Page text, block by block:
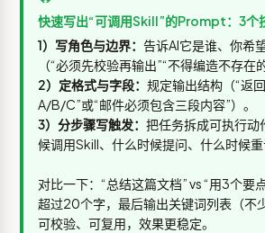
快速写出“可调用Skill”的Prompt：3个
1）写角色与边界： 告诉AI它是谁、你希
（“必须先校验再输出”“不得编造不存在
2）定格式与字段： 规定输出结构（“返
A/B/C”或“邮件必须包含三段内容”）。
3）分步骤写触发： 把任务拆成可执行动
候调用Skill、什么时候提问、什么时候重
对比一下：“总结这篇文档” vs “用3个要
超过20个字，最后输出关键词列表（
可校验、可复用，效果更稳定。